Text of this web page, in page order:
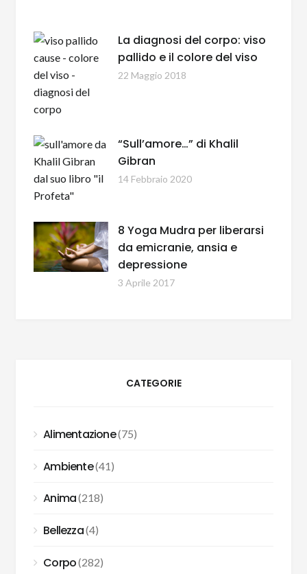
La diagnosi del corpo: viso
pallido e il colore del viso
22 Maggio 2018
“Sull’amore…” di Khalil
Gibran
14 Febbraio 2020
8 Yoga Mudra per liberarsi
da emicranie, ansia e
depressione
3 Aprile 2017
CATEGORIE
Alimentazione(75)
Ambiente(41)
Anima(218)
Bellezza(4)
Corpo(282)